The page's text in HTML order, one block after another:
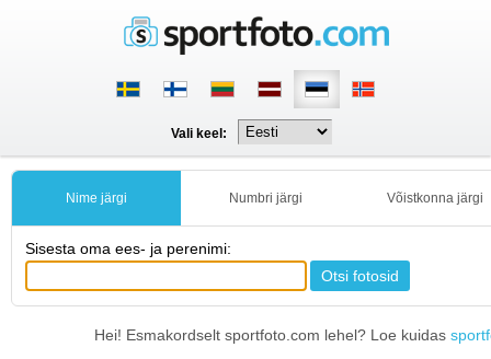
Vali keel:
Nime järgi Numbri järgi Võistkonna järgi
Sisesta oma ees- ja perenimi:
Hei! Esmakordselt sportfoto.com lehel? Loe kuidas